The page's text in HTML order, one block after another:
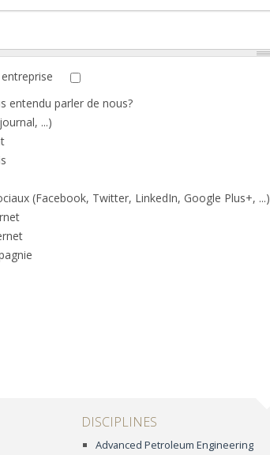
entendu parler de nous?
...)
(Facebook, Twitter, LinkedIn, Google Plus+, ...)
DISCIPLINES
Advanced Petroleum Engineering